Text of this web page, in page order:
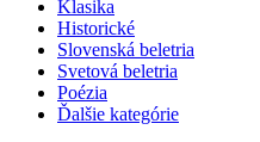
Klasika
Historické
Slovenská beletria
Svetová beletria
Poézia
Ďalšie kategórie